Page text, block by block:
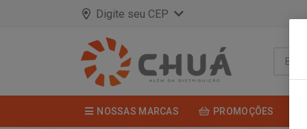
Digite seu CEP
NOSSAS MARCAS PROMOÇÕES